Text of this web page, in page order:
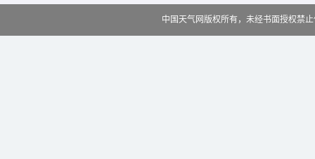
中国天气网版权所有，未经书面授权